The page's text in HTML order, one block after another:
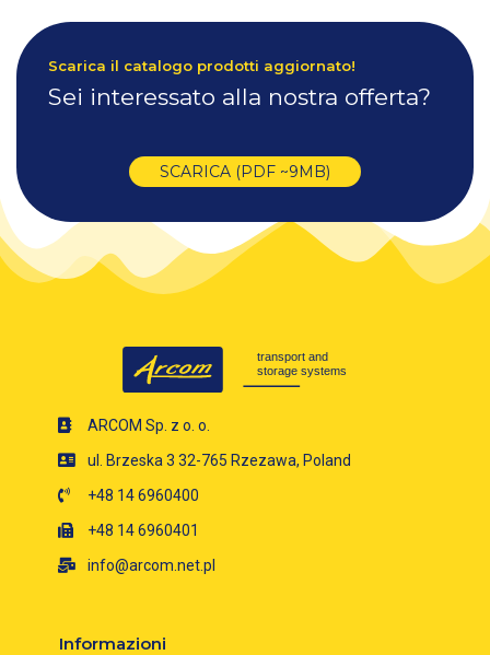
Scarica il catalogo prodotti aggiornato!
Sei interessato alla nostra offerta?
SCARICA (PDF ~9MB)
ARCOM Sp. z o. o.
ul. Brzeska 3 32-765 Rzezawa, Poland
+48 14 6960400
+48 14 6960401
info@arcom.net.pl
Informazioni